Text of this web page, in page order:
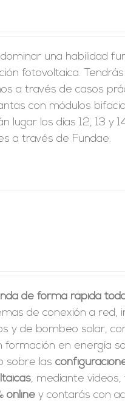
una habilidad
fotovoltaica.
a través de casos
con módulos
lugar los días 12, 13 y
a través de Fundae.
de forma rápida
de conexión a red,
y de bombeo solar,
en energía
sobre las
, mediante
online y contarás con